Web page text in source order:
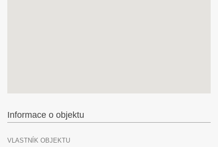
Informace o objektu
VLASTNÍK OBJEKTU